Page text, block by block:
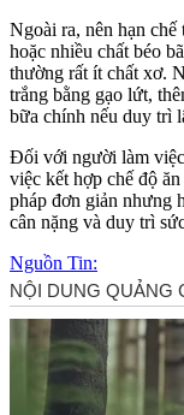
Ngoài ra, nên hạn
hoặc nhiều chất béo
thường rất ít chất xơ.
trắng bằng gạo lứt,
bữa chính nếu duy trì
Đối với người làm
việc kết hợp chế độ
pháp đơn giản nhưng
cân nặng và duy trì
Nguồn Tin: